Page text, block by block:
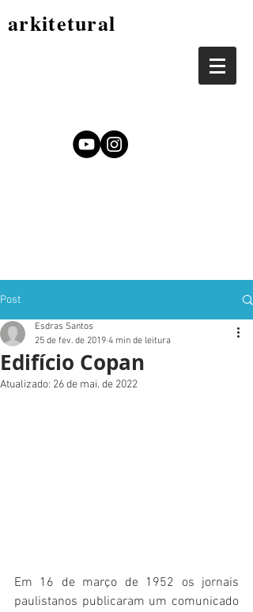
arkitetural
Post
Edifício Copan
Esdras Santos
25 de fev. de 2019 4 min de leitura
Atualizado: 26 de mai. de 2022
Em 16 de março de 1952 os jornais
paulistanos publicaram um comunicado